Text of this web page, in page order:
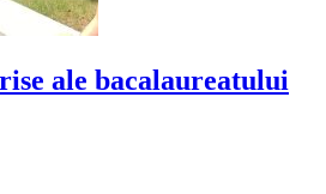
ale bacalaureatului